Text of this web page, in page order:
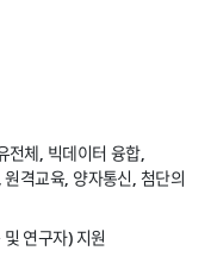
전체, 빅데이터 융합,
격교육, 양자통신, 첨단의
연구자) 지원